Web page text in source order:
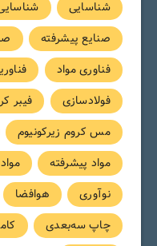
شناسایی
صنایع پیشرفته
فناوری مواد
فولادسازی
فیبر
مس کروم زیرکونیوم
مواد پیشرفته
نوآوری
هوافضا
چاپ سه‌بعدی